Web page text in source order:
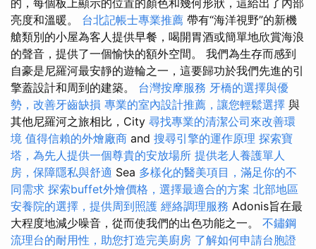
的，每個板上顯示的位置的顏色和幾何形狀，這給出了內部
亮度和溫暖。 台北記帳士專業推薦 帶有“海洋視野”的新機
艙類別的小屋為客人提供早餐，喝開胃酒或簡單地欣賞海浪
的聲音，提供了一個愉快的額外空間。 我們為生存而感到
自豪是尼羅河最安靜的遊輪之一，這要歸功於我們先進的引
擎蓋設計和周到的建築。 台灣按摩服務 牙橋的選擇與優
勢，改善牙齒缺損 專業的室內設計推薦，讓您輕鬆選擇 與
其他尼羅河之旅相比，City 尋找專業的清潔公司來改善環
境 值得信賴的外燴廠商 and 搜尋引擎的運作原理 探索寶
塔，為先人提供一個尊貴的安放場所 提供老人養護單人
房，保障隱私與舒適 Sea 多樣化的醫美項目，滿足你的不
同需求 探索buffet外燴價格，選擇最適合的方案 北部地區
安養院的選擇，提供周到照護 經絡調理服務 Adonis旨在最
大程度地減少噪音，從而使我們的出色功能之一。 不鏽鋼
流理台的耐用性，助您打造完美廚房 了解如何申請台胞證